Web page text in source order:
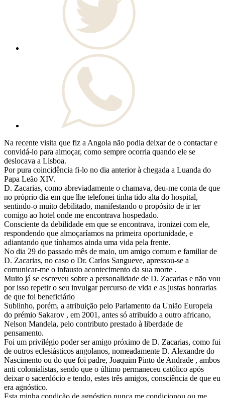
Na recente visita que fiz a Angola não podia deixar de o contactar e
convidá-lo para almoçar, como sempre ocorria quando ele se
deslocava a Lisboa.
Por pura coincidência fi-lo no dia anterior à chegada a Luanda do
Papa Leão XIV.
D. Zacarias, como abreviadamente o chamava, deu-me conta de que
no próprio dia em que lhe telefonei tinha tido alta do hospital,
sentindo-o muito debilitado, manifestando o propósito de ir ter
comigo ao hotel onde me encontrava hospedado.
Consciente da debilidade em que se encontrava, ironizei com ele,
respondendo que almoçaríamos na primeira oportunidade, e
adiantando que tínhamos ainda uma vida pela frente.
No dia 29 do passado mês de maio, um amigo comum e familiar de
D. Zacarias, no caso o Dr. Carlos Sangueve, apressou-se a
comunicar-me o infausto acontecimento da sua morte .
Muito já se escreveu sobre a personalidade de D. Zacarias e não vou
por isso repetir o seu invulgar percurso de vida e as justas honrarias
de que foi beneficiário
Sublinho, porém, a atribuição pelo Parlamento da União Europeia
do prémio Sakarov , em 2001, antes só atribuído a outro africano,
Nelson Mandela, pelo contributo prestado à liberdade de
pensamento.
Foi um privilégio poder ser amigo próximo de D. Zacarias, como fui
de outros eclesiásticos angolanos, nomeadamente D. Alexandre do
Nascimento ou do que foi padre, Joaquim Pinto de Andrade , ambos
anti colonialistas, sendo que o último permaneceu católico após
deixar o sacerdócio e tendo, estes três amigos, consciência de que eu
era agnóstico.
Esta minha condição de agnóstico nunca me condicionou ou me